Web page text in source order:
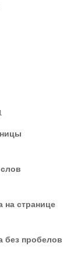
на странице
без пробелов